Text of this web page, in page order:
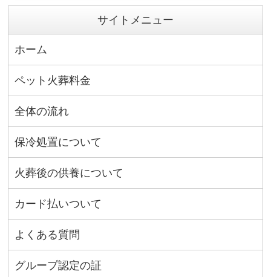
サイトメニュー
ホーム
ペット火葬料金
全体の流れ
保冷処置について
火葬後の供養について
カード払いついて
よくある質問
グループ認定の証